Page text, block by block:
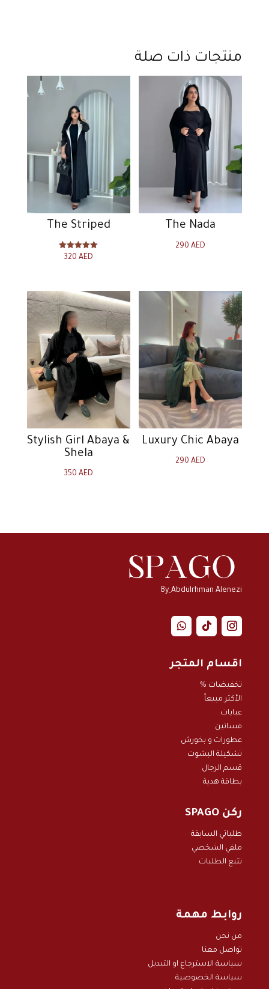
منتجات ذات صلة
The Nada
290AED
The Striped
تم التقييم
320AED
Luxury Chic Abaya
290AED
Stylish Girl Abaya &
Shela
350AED
By ِAbdulrhman Alenezi
اقسام المتجر
تخفيضات %
الأكثر مبيعاً
عبايات
فساتين
عطورات و بخورش
تشكيلة البشوت
قسم الرجال
بطاقة هدية
ركن SPAGO
طلباتي السابقة
ملفي الشخصي
تتبع الطلبات
روابط مهمة
من نحن
تواصل معنا
سياسة الاسترجاع او التبديل
سياسة الخصوصية